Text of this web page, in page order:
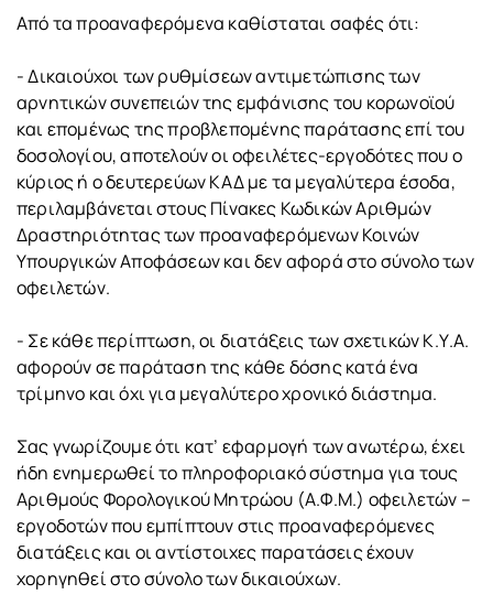
Από τα προαναφερόμενα καθίσταται σαφές ότι:
- Δικαιούχοι των ρυθμίσεων αντιμετώπισης των
αρνητικών συνεπειών της εμφάνισης του κορωνοϊού
και επομένως της προβλεπομένης παράτασης επί του
δοσολογίου, αποτελούν οι οφειλέτες-εργοδότες που ο
κύριος ή ο δευτερεύων ΚΑΔ με τα μεγαλύτερα έσοδα,
περιλαμβάνεται στους Πίνακες Κωδικών Αριθμών
Δραστηριότητας των προαναφερόμενων Κοινών
Υπουργικών Αποφάσεων και δεν αφορά στο σύνολο των
οφειλετών.
- Σε κάθε περίπτωση, οι διατάξεις των σχετικών Κ.Υ.Α.
αφορούν σε παράταση της κάθε δόσης κατά ένα
τρίμηνο και όχι για μεγαλύτερο χρονικό διάστημα.
Σας γνωρίζουμε ότι κατ’ εφαρμογή των ανωτέρω, έχει
ήδη ενημερωθεί το πληροφοριακό σύστημα για τους
Αριθμούς Φορολογικού Μητρώου (Α.Φ.Μ.) οφειλετών –
εργοδοτών που εμπίπτουν στις προαναφερόμενες
διατάξεις και οι αντίστοιχες παρατάσεις έχουν
χορηγηθεί στο σύνολο των δικαιούχων.